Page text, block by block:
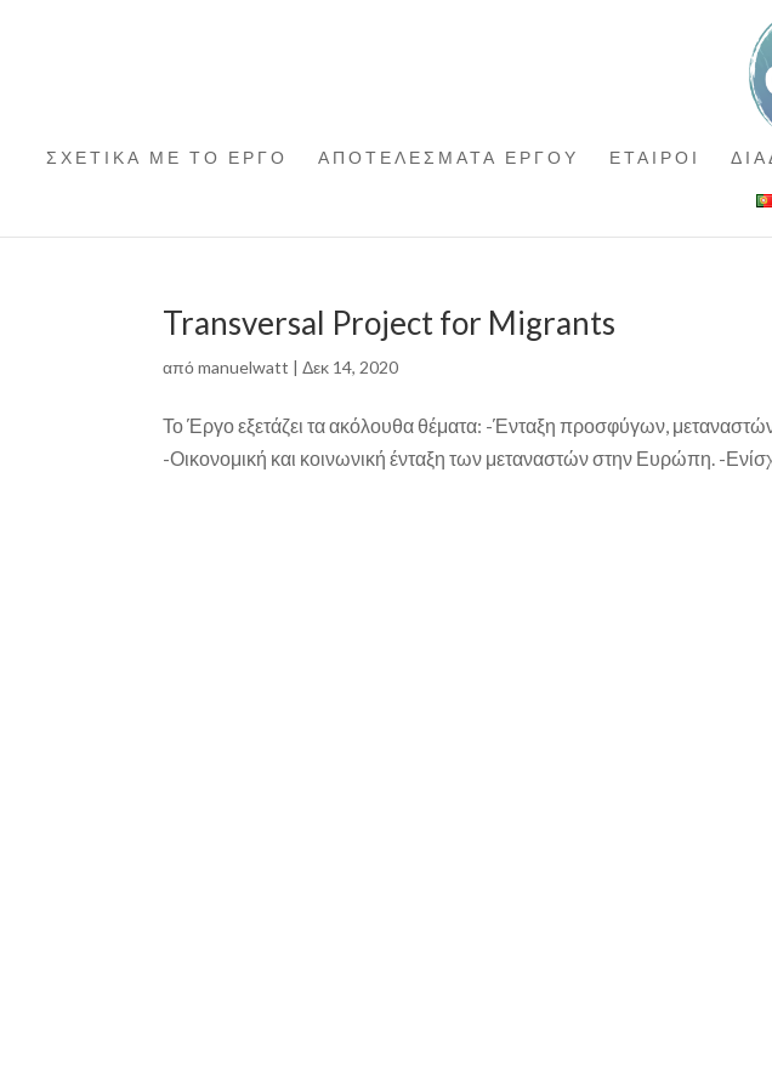
ΣΧΕΤΙΚΑ ΜΕ ΤΟ ΕΡΓΟ ΑΠΟΤΕΛΕΣΜΑΤΑ ΕΡΓΟΥ ΕΤΑΙΡΟΙ
Transversal Project for Migrants
απόmanuelwatt |Δεκ 14, 2020
Το Έργο εξετάζει τα ακόλουθα θέματα: -Ένταξη προσφύγων,
-Οικονομική και κοινωνική ένταξη των μεταναστών στην Ευρώπη. -